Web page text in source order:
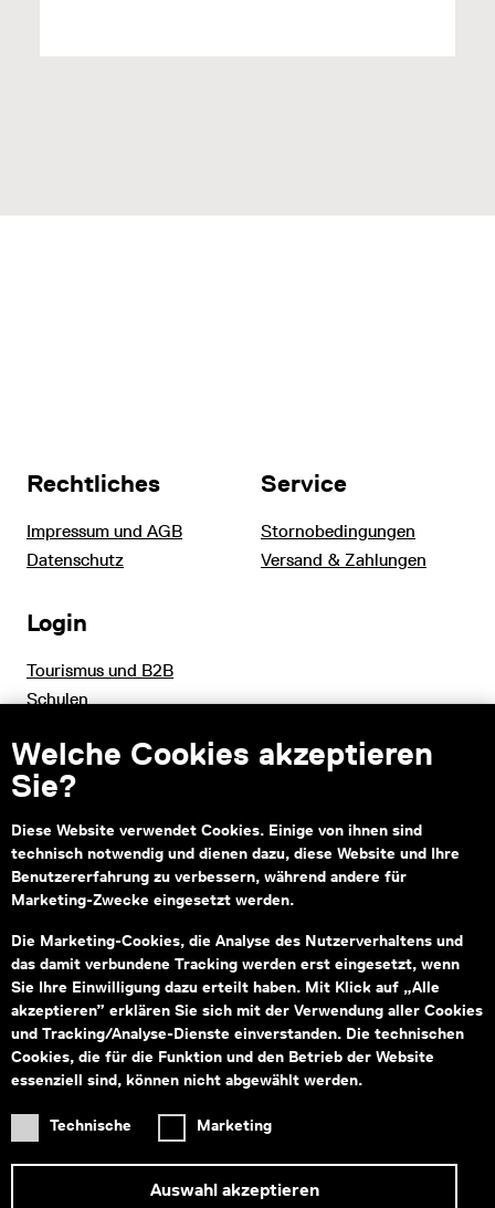
Welche Cookies akzeptieren
Sie?
Diese Website verwendet Cookies. Einige von ihnen sind
technisch notwendig und dienen dazu, diese Website und Ihre
Benutzererfahrung zu verbessern, während andere für
Marketing-Zwecke eingesetzt werden.
Die Marketing-Cookies, die Analyse des Nutzerverhaltens und
das damit verbundene Tracking werden erst eingesetzt, wenn
Sie Ihre Einwilligung dazu erteilt haben. Mit Klick auf „Alle
akzeptieren” erklären Sie sich mit der Verwendung aller Cookies
und Tracking/Analyse-Dienste einverstanden. Die technischen
Cookies, die für die Funktion und den Betrieb der Website
essenziell sind, können nicht abgewählt werden.
Technische Marketing
Auswahl akzeptieren
Rechtliches
Impressum und AGB
Datenschutz
Service
Stornobedingungen
Versand & Zahlungen
Login
Tourismus und B2B
Schulen
Montag bis Freitag von 09:00–18:00
Fragen zu Tickets an:service@wienmuseum.at
Fragen an unseren Museumsshop:
Wien Museum, Karlsplatz
1040 Wien
Subventionsgeber Hauptsponsor